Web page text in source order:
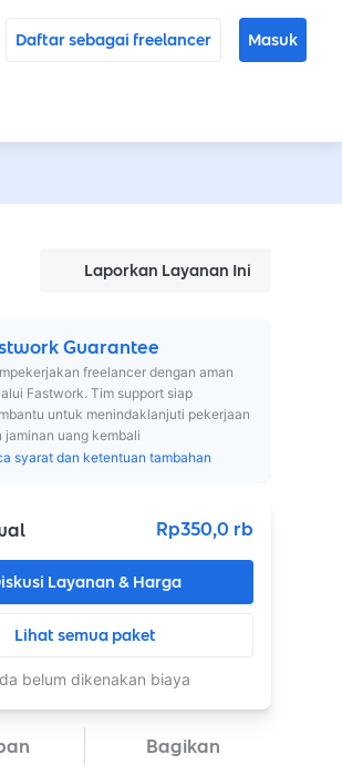
Daftar sebagai freelancer Masuk
Laporkan Layanan Ini
Guarantee
freelancer dengan aman
Fastwork. Tim support siap
untuk menindaklanjuti pekerjaan
jaminan uang kembali
syarat dan ketentuan tambahan
Rp350,0 rb
Layanan & Harga
Lihat semua paket
belum dikenakan biaya
Bagikan